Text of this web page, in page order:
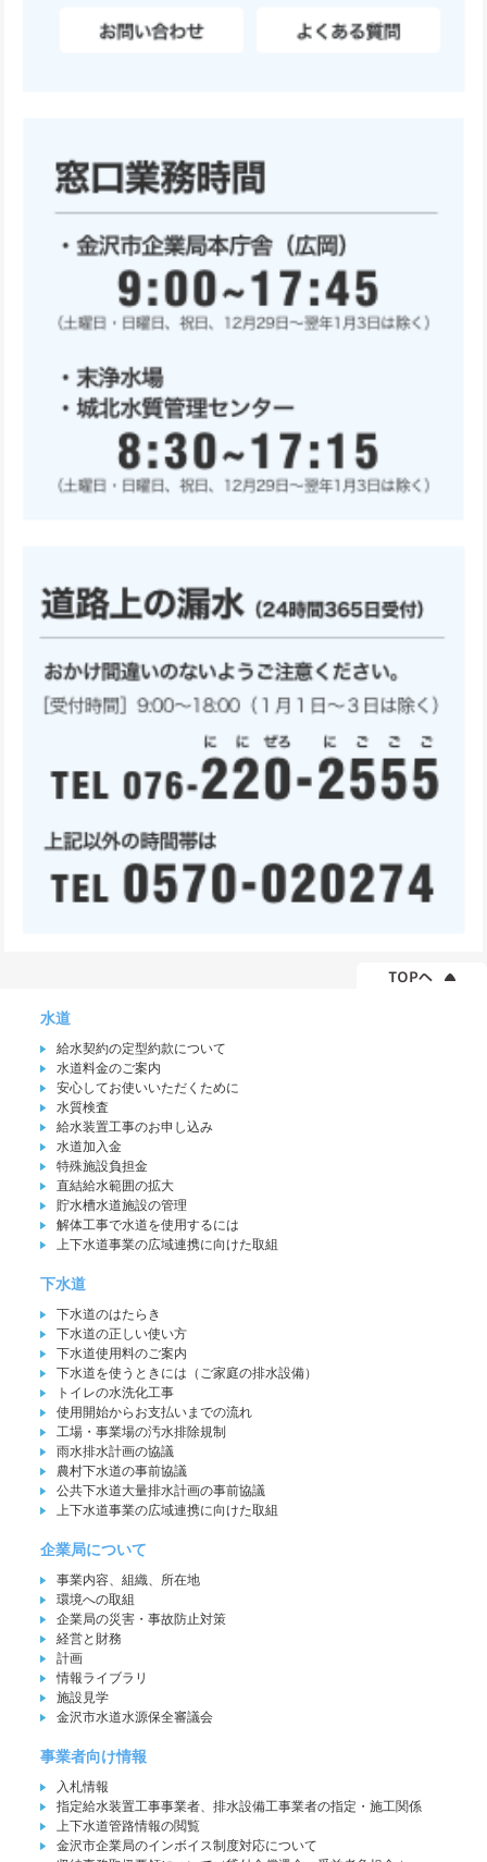
水道
給水契約の定型約款について
水道料金のご案内
安心してお使いいただくために
水質検査
給水装置工事のお申し込み
水道加入金
特殊施設負担金
直結給水範囲の拡大
貯水槽水道施設の管理
解体工事で水道を使用するには
上下水道事業の広域連携に向けた取組
下水道
下水道のはたらき
下水道の正しい使い方
下水道使用料のご案内
下水道を使うときには（ご家庭の排水設備）
トイレの水洗化工事
使用開始からお支払いまでの流れ
工場・事業場の汚水排除規制
雨水排水計画の協議
農村下水道の事前協議
公共下水道大量排水計画の事前協議
上下水道事業の広域連携に向けた取組
企業局について
事業内容、組織、所在地
環境への取組
企業局の災害・事故防止対策
経営と財務
計画
情報ライブラリ
施設見学
金沢市水道水源保全審議会
事業者向け情報
入札情報
指定給水装置工事事業者、排水設備工事業者の指定・施工関係
上下水道管路情報の閲覧
金沢市企業局のインボイス制度対応について